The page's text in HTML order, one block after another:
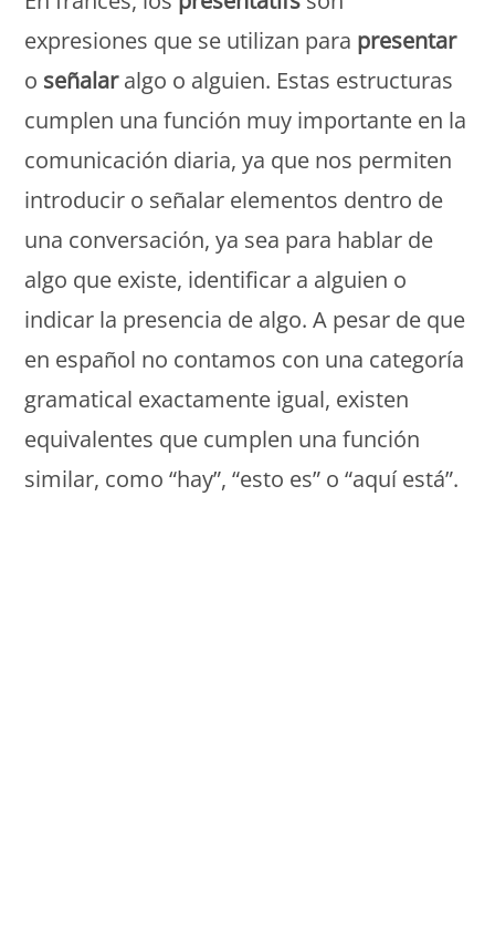
expresiones que se utilizan para presentar
o señalaralgo o alguien. Estas estructuras
cumplen una función muy importante en la
comunicación diaria, ya que nos permiten
introducir o señalar elementos dentro de
una conversación, ya sea para hablar de
algo que existe, identificar a alguien o
indicar la presencia de algo. A pesar de que
en español no contamos con una categoría
gramatical exactamente igual, existen
equivalentes que cumplen una función
similar, como “hay”, “esto es” o “aquí está”.